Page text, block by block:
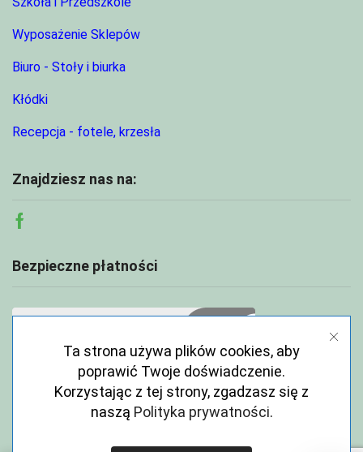
Wyposażenie Sklepów
Biuro - Stoły i biurka
Kłódki
Recepcja - fotele, krzesła
Znajdziesz nas na:
Facebook
Bezpieczne płatności
Ta strona używa plików cookies, aby
poprawić Twoje doświadczenie.
Korzystając z tej strony, zgadzasz się z
naszą Polityka prywatności.